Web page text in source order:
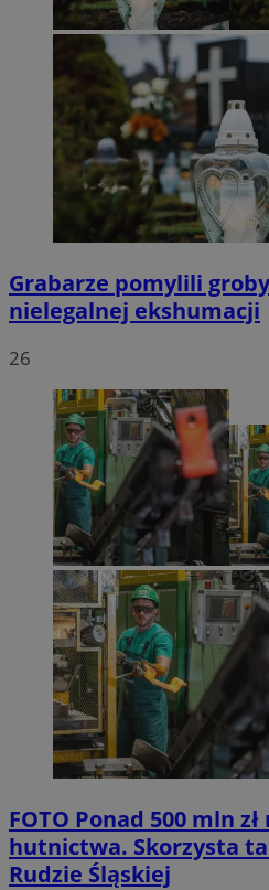
Grabarze pomylili
nielegalnej ekshumacji
26
FOTO Ponad 500 mln
hutnictwa. Skorzysta
Rudzie Śląskiej